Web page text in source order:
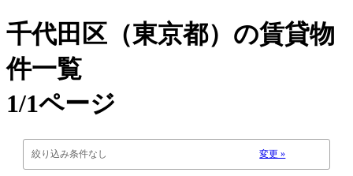
千代田区（東京都） の賃貸物
件一覧
1/1ページ
絞り込み条件なし 変更 »